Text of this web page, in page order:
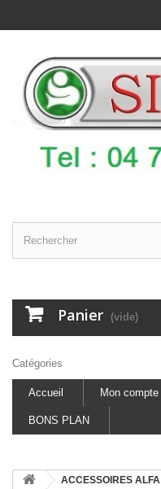
Panier (vide)
Catégories
Accueil Mon compte
BONS PLAN
ACCESSOIRES ALFA